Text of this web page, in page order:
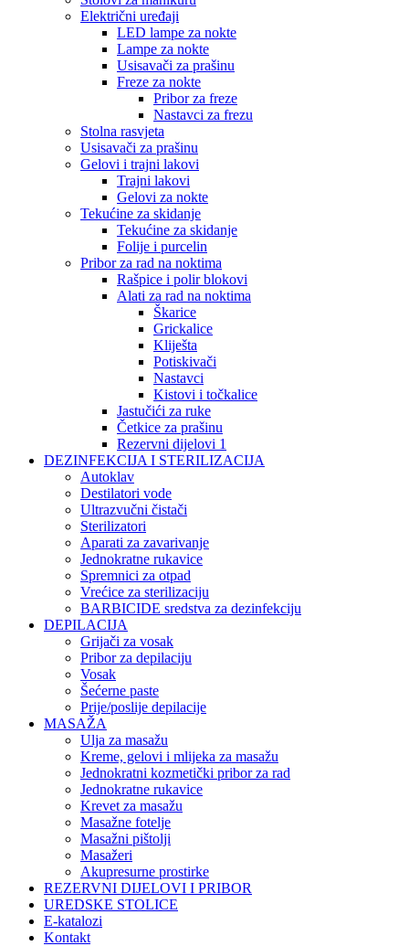
Električni uređaji
LED lampe za nokte
Lampe za nokte
Usisavači za prašinu
Freze za nokte
Pribor za freze
Nastavci za frezu
Stolna rasvjeta
Usisavači za prašinu
Gelovi i trajni lakovi
Trajni lakovi
Gelovi za nokte
Tekućine za skidanje
Tekućine za skidanje
Folije i purcelin
Pribor za rad na noktima
Rašpice i polir blokovi
Alati za rad na noktima
Škarice
Grickalice
Kliješta
Potiskivači
Nastavci
Kistovi i točkalice
Jastučići za ruke
Četkice za prašinu
Rezervni dijelovi 1
DEZINFEKCIJA I STERILIZACIJA
Autoklav
Destilatori vode
Ultrazvučni čistači
Sterilizatori
Aparati za zavarivanje
Jednokratne rukavice
Spremnici za otpad
Vrećice za sterilizaciju
BARBICIDE sredstva za dezinfekciju
DEPILACIJA
Grijači za vosak
Pribor za depilaciju
Vosak
Šećerne paste
Prije/poslije depilacije
MASAŽA
Ulja za masažu
Kreme, gelovi i mlijeka za masažu
Jednokratni kozmetički pribor za rad
Jednokratne rukavice
Krevet za masažu
Masažne fotelje
Masažni pištolji
Masažeri
Akupresurne prostirke
REZERVNI DIJELOVI I PRIBOR
UREDSKE STOLICE
E-katalozi
Kontakt